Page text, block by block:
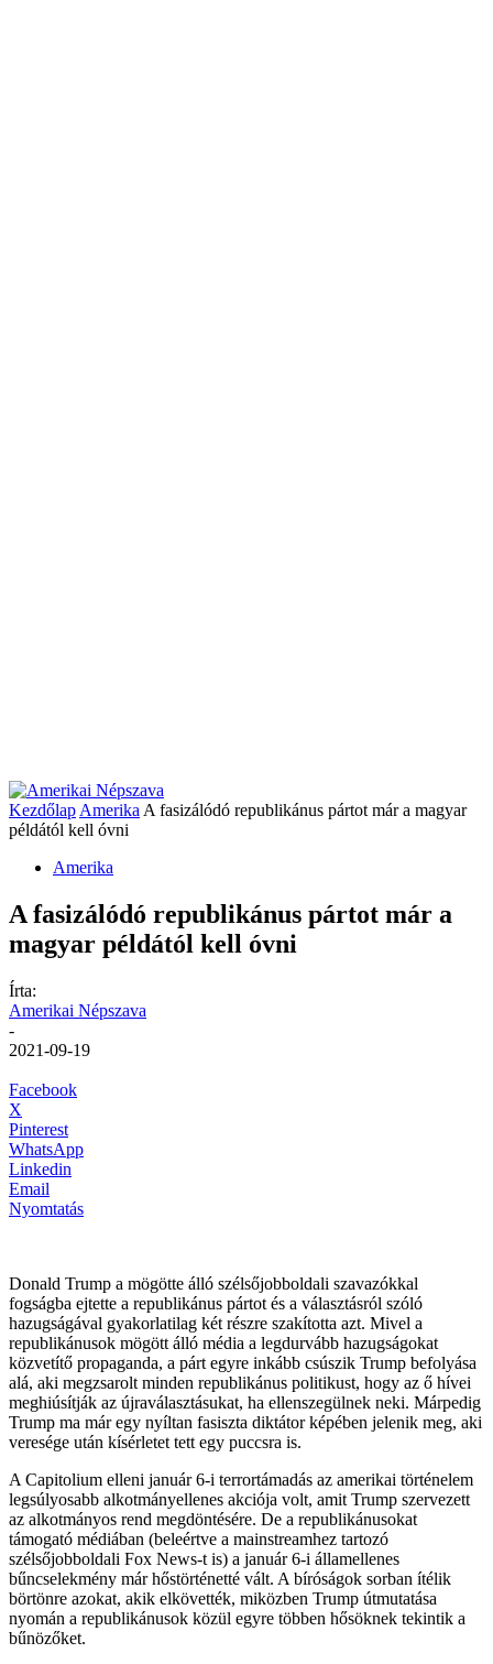
Kezdőlap Amerika A fasizálódó republikánus pártot már a magyar
példától kell óvni
Amerika
A fasizálódó republikánus pártot már a
magyar példától kell óvni
Írta:
Amerikai Népszava
-
2021-09-19
Facebook
X
Pinterest
WhatsApp
Linkedin
Email
Nyomtatás
Donald Trump a mögötte álló szélsőjobboldali szavazókkal
fogságba ejtette a republikánus pártot és a választásról szóló
hazugságával gyakorlatilag két részre szakította azt. Mivel a
republikánusok mögött álló média a legdurvább hazugságokat
közvetítő propaganda, a párt egyre inkább csúszik Trump befolyása
alá, aki megzsarolt minden republikánus politikust, hogy az ő hívei
meghiúsítják az újraválasztásukat, ha ellenszegülnek neki. Márpedig
Trump ma már egy nyíltan fasiszta diktátor képében jelenik meg, aki
veresége után kísérletet tett egy puccsra is.
A Capitolium elleni január 6-i terrortámadás az amerikai történelem
legsúlyosabb alkotmányellenes akciója volt, amit Trump szervezett
az alkotmányos rend megdöntésére. De a republikánusokat
támogató médiában (beleértve a mainstreamhez tartozó
szélsőjobboldali Fox News-t is) a január 6-i államellenes
bűncselekmény már hőstörténetté vált. A bíróságok sorban ítélik
börtönre azokat, akik elkövették, miközben Trump útmutatása
nyomán a republikánusok közül egyre többen hősöknek tekintik a
bűnözőket.